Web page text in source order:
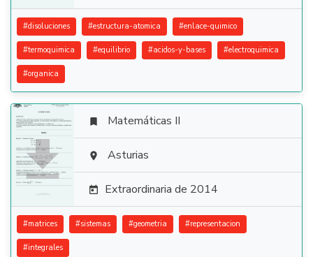
#disoluciones #estructura-atomica #enlace-quimico
#termoquimica #equilibrio #acidos-y-bases #electroquimica
#organica

 Matemáticas II
 Asturias
 Extraordinaria de 2014
#matrices #sistemas #geometria #representacion
#integrales